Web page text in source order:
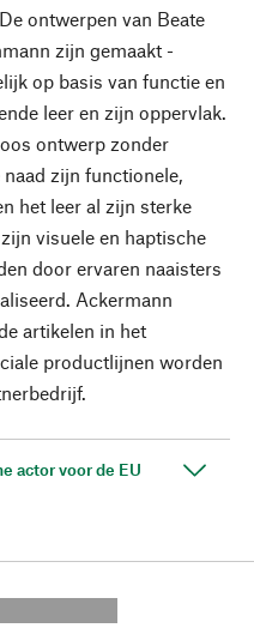
ontwerpen van Beate
zijn gemaakt -
op basis van functie en
leer en zijn oppervlak.
ontwerp zonder
zijn functionele,
het leer al zijn sterke
visuele en haptische
door ervaren naaisters
Ackermann
artikelen in het
productlijnen worden
actor voor de EU